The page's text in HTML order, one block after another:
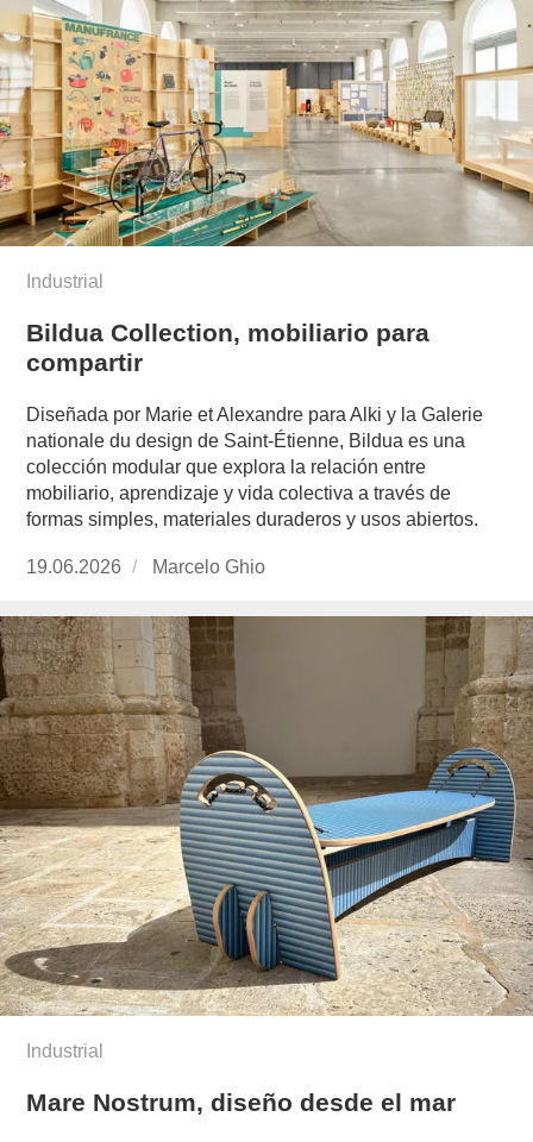
Industrial
Bildua Collection, mobiliario para
compartir
Diseñada por Marie et Alexandre para Alki y la Galerie
nationale du design de Saint-Étienne, Bildua es una
colección modular que explora la relación entre
mobiliario, aprendizaje y vida colectiva a través de
formas simples, materiales duraderos y usos abiertos.
Publicado
19.06.2026
https://www.experimenta.es/author/marcelo-
Marcelo Ghio
Industrial
Mare Nostrum, diseño desde el mar